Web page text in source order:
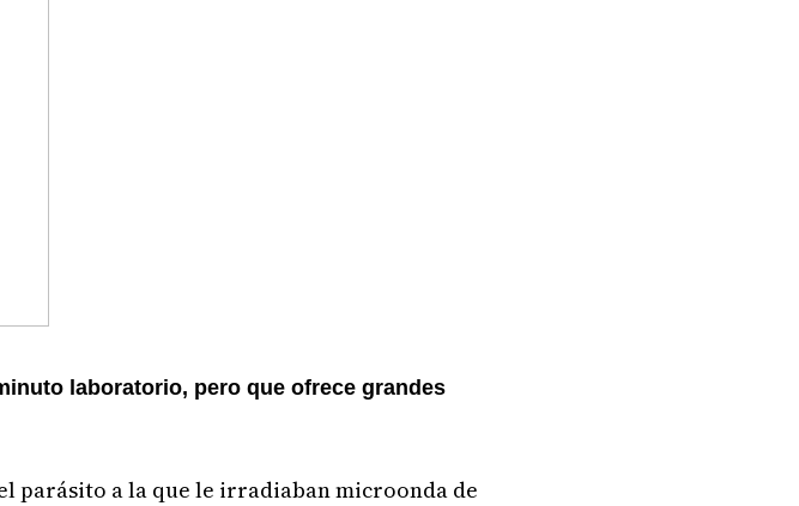
laboratorio, pero que ofrece grandes
parásito a la que le irradiaban microonda de